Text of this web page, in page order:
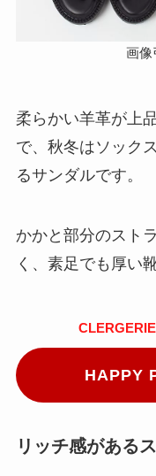
画像
柔らかい羊革が上
で、秋冬はソック
るサンダルです。
かかと部分のスト
く、素足でも厚い
HAPPY
リッチ感がある